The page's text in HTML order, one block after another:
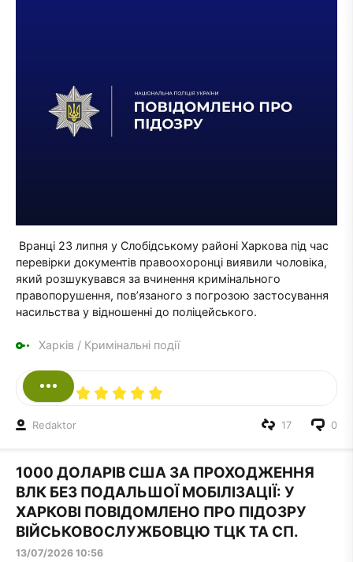
Вранці 23 липня у Слобідському районі Харкова під час
перевірки документів правоохоронці виявили чоловіка,
який розшукувався за вчинення кримінального
правопорушення, пов’язаного з погрозою застосування
насильства у відношенні до поліцейського.
Харків / Кримінальні події
Redaktor 0
17
1000 ДОЛАРІВ США ЗА ПРОХОДЖЕННЯ
ВЛК БЕЗ ПОДАЛЬШОЇ МОБІЛІЗАЦІЇ: У
ХАРКОВІ ПОВІДОМЛЕНО ПРО ПІДОЗРУ
ВІЙСЬКОВОСЛУЖБОВЦЮ ТЦК ТА СП.
13/07/2026 10:56